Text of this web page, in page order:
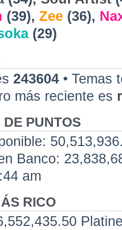
(39), Zee (36),
(29)
243604 • Temas
más reciente es
PUNTOS
Banco:
am
RICO